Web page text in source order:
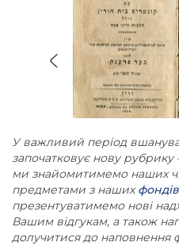
У важливий період
започатковує нову рубрику
ми знайомитимемо наших
предметами з наших
презентуватимемо нові
Вашим відгукам, а також
долучитися до наповнення